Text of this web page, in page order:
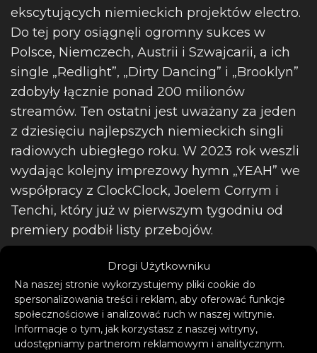
Drogi Użytkowniku
Na naszej stronie wykorzystujemy pliki cookie do
spersonalizowania treści i reklam, aby oferować funkcje
społecznościowe i analizować ruch w naszej witrynie.
Informacje o tym, jak korzystasz z naszej witryny,
udostępniamy partnerom reklamowym i analitycznym.
ekscytujących niemieckich projektów electro.
Do tej pory osiągnęli ogromny sukces w
Polsce, Niemczech, Austrii i Szwajcarii, a ich
single „Redlight”, „Dirty Dancing” i „Brooklyn”
zdobyły łącznie ponad 200 milionów
streamów. Ten ostatni jest uważany za jeden
z dziesięciu najlepszych niemieckich singli
radiowych ubiegłego roku. W 2023 rok weszli
wydając kolejny imprezowy hymn „YEAH” we
współpracy z ClockClock, Joelem Corrym i
Tenchi, który już w pierwszym tygodniu od
premiery podbił listy przebojów.